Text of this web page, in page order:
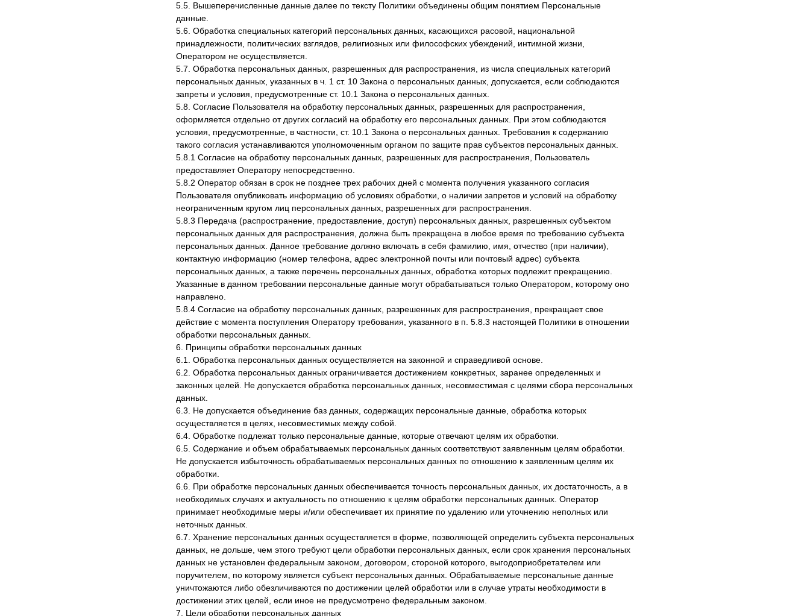
5.5. Вышеперечисленные данные далее по тексту Политики объединены общим понятием Персональные
данные.
5.6. Обработка специальных категорий персональных данных, касающихся расовой, национальной
принадлежности, политических взглядов, религиозных или философских убеждений, интимной жизни,
Оператором не осуществляется.
5.7. Обработка персональных данных, разрешенных для распространения, из числа специальных категорий
персональных данных, указанных в ч. 1 ст. 10 Закона о персональных данных, допускается, если соблюдаются
запреты и условия, предусмотренные ст. 10.1 Закона о персональных данных.
5.8. Согласие Пользователя на обработку персональных данных, разрешенных для распространения,
оформляется отдельно от других согласий на обработку его персональных данных. При этом соблюдаются
условия, предусмотренные, в частности, ст. 10.1 Закона о персональных данных. Требования к содержанию
такого согласия устанавливаются уполномоченным органом по защите прав субъектов персональных данных.
5.8.1 Согласие на обработку персональных данных, разрешенных для распространения, Пользователь
предоставляет Оператору непосредственно.
5.8.2 Оператор обязан в срок не позднее трех рабочих дней с момента получения указанного согласия
Пользователя опубликовать информацию об условиях обработки, о наличии запретов и условий на обработку
неограниченным кругом лиц персональных данных, разрешенных для распространения.
5.8.3 Передача (распространение, предоставление, доступ) персональных данных, разрешенных субъектом
персональных данных для распространения, должна быть прекращена в любое время по требованию субъекта
персональных данных. Данное требование должно включать в себя фамилию, имя, отчество (при наличии),
контактную информацию (номер телефона, адрес электронной почты или почтовый адрес) субъекта
персональных данных, а также перечень персональных данных, обработка которых подлежит прекращению.
Указанные в данном требовании персональные данные могут обрабатываться только Оператором, которому оно
направлено.
5.8.4 Согласие на обработку персональных данных, разрешенных для распространения, прекращает свое
действие с момента поступления Оператору требования, указанного в п. 5.8.3 настоящей Политики в отношении
обработки персональных данных.
6. Принципы обработки персональных данных
6.1. Обработка персональных данных осуществляется на законной и справедливой основе.
6.2. Обработка персональных данных ограничивается достижением конкретных, заранее определенных и
законных целей. Не допускается обработка персональных данных, несовместимая с целями сбора персональных
данных.
6.3. Не допускается объединение баз данных, содержащих персональные данные, обработка которых
осуществляется в целях, несовместимых между собой.
6.4. Обработке подлежат только персональные данные, которые отвечают целям их обработки.
6.5. Содержание и объем обрабатываемых персональных данных соответствуют заявленным целям обработки.
Не допускается избыточность обрабатываемых персональных данных по отношению к заявленным целям их
обработки.
6.6. При обработке персональных данных обеспечивается точность персональных данных, их достаточность, а в
необходимых случаях и актуальность по отношению к целям обработки персональных данных. Оператор
принимает необходимые меры и/или обеспечивает их принятие по удалению или уточнению неполных или
неточных данных.
6.7. Хранение персональных данных осуществляется в форме, позволяющей определить субъекта персональных
данных, не дольше, чем этого требуют цели обработки персональных данных, если срок хранения персональных
данных не установлен федеральным законом, договором, стороной которого, выгодоприобретателем или
поручителем, по которому является субъект персональных данных. Обрабатываемые персональные данные
уничтожаются либо обезличиваются по достижении целей обработки или в случае утраты необходимости в
достижении этих целей, если иное не предусмотрено федеральным законом.
7. Цели обработки персональных данных